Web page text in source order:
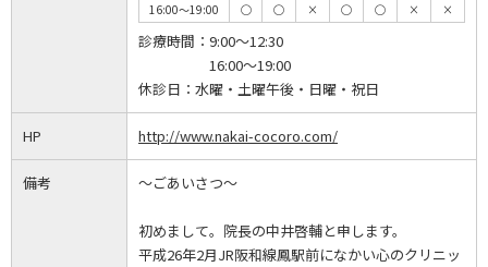
16:00～19:00 ◯ ◯ × ◯ ◯ × ×
診療時間： 9:00～12:30
16:00～19:00
休診日： 水曜・土曜午後・日曜・祝日
HP http://www.nakai-cocoro.com/
備考 ～ごあいさつ～
初めまして。院長の中井啓輔と申します。
平成26年2月JR阪和線鳳駅前になかい心のクリニッ